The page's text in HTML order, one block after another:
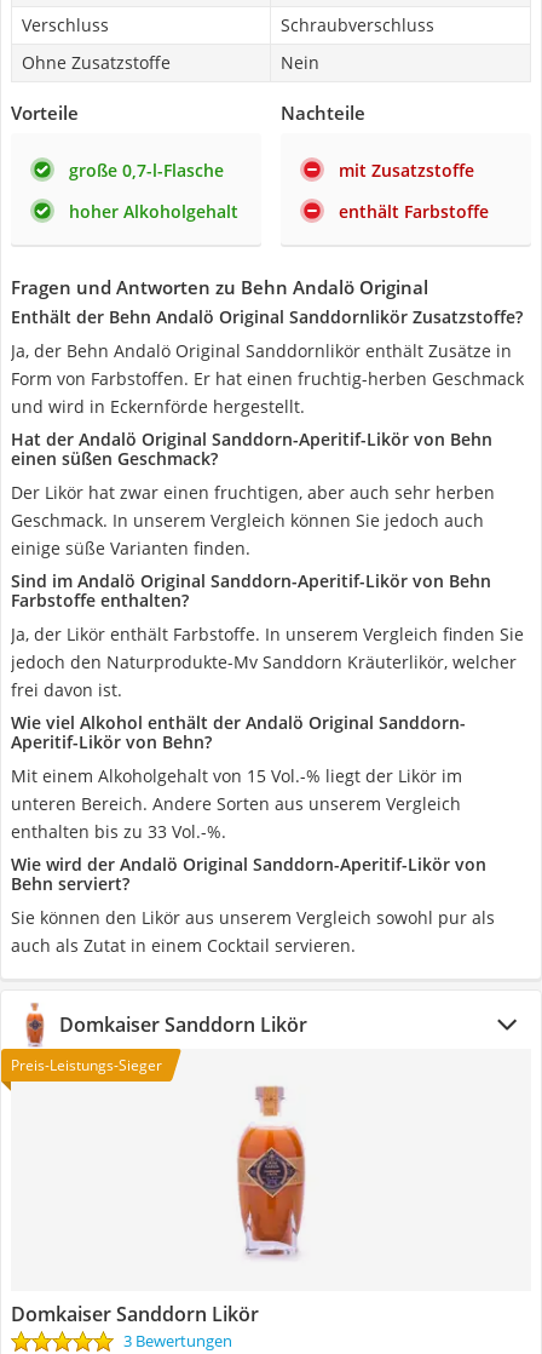
Verschluss
Schraubverschluss
Ohne Zusatzstoffe
Nein
Vorteile
große 0,7-l-Flasche
hoher Alkoholgehalt
Nachteile
mit Zusatzstoffe
enthält Farbstoffe
Fragen und Antworten zu Behn Andalö Original
Enthält der Behn Andalö Original Sanddornlikör Zusatzstoffe?
Ja, der Behn Andalö Original Sanddornlikör enthält Zusätze in
Form von Farbstoffen. Er hat einen fruchtig-herben Geschmack
und wird in Eckernförde hergestellt.
Hat der Andalö Original Sanddorn-Aperitif-Likör von Behn
einen süßen Geschmack?
Der Likör hat zwar einen fruchtigen, aber auch sehr herben
Geschmack. In unserem Vergleich können Sie jedoch auch
einige süße Varianten finden.
Sind im Andalö Original Sanddorn-Aperitif-Likör von Behn
Farbstoffe enthalten?
Ja, der Likör enthält Farbstoffe. In unserem Vergleich finden Sie
jedoch den Naturprodukte-Mv Sanddorn Kräuterlikör, welcher
frei davon ist.
Wie viel Alkohol enthält der Andalö Original Sanddorn-
Aperitif-Likör von Behn?
Mit einem Alkoholgehalt von 15 Vol.-% liegt der Likör im
unteren Bereich. Andere Sorten aus unserem Vergleich
enthalten bis zu 33 Vol.-%.
Wie wird der Andalö Original Sanddorn-Aperitif-Likör von
Behn serviert?
Sie können den Likör aus unserem Vergleich sowohl pur als
auch als Zutat in einem Cocktail servieren.
Domkaiser Sanddorn Likör
Preis-Leistungs-Sieger
Domkaiser Sanddorn Likör
3 Bewertungen